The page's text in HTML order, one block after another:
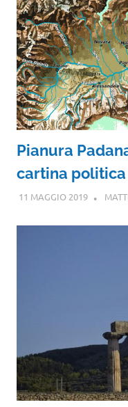
Pianura
cartina politica
11 MAGGIO 2019